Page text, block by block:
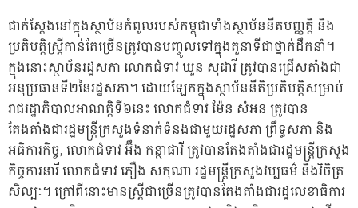
ជាក់ស្តែងនៅក្នុងស្ថាប័នកំពូលរបស់កម្ពុជាទាំងស្ថាប័ននីតបញ្ញត្តិ និង
ប្រតិបត្តិស្ត្រីកាន់តែច្រើនត្រូវបានបញ្ចូលទៅក្នុងតួនាទីជាថ្នាក់ដឹកនាំ។
ក្នុងនោះស្ថាប័នរដ្ឋសភា លោកជំទាវ ឃួន សុដារី ត្រូវបានជ្រើសតាំងជា
អនុប្រធានទី២នៃរដ្ឋសភា។ ដោយឡែកក្នុងស្ថាប័ននីតិប្រតិបត្តិសម្រាប់
រាជរដ្ឋាភិបាលអាណត្តិទី៦នេះ លោកជំទាវ ម៉ែន សំអន ត្រូវបាន
តែងតាំងជារដ្ឋមន្ត្រីក្រសួងទំនាក់ទំនងជាមួយរដ្ឋសភា ព្រឹទ្ធសភា និង
អធិការកិច្ច, លោកជំទាវ អ៊ឹង កន្ថាផាវី ត្រូវបានតែងតាំងជារដ្ឋមន្ត្រីក្រសួង
កិច្ចការនារី លោកជំទាវ ភឿង សកុណា រដ្ឋមន្ត្រីក្រសួងវប្បធម៌ និងវិចិត្រ
សិល្បៈ។ ក្រៅពីនោះមានស្ត្រីជាច្រើនត្រូវបានតែងតាំងជារដ្ឋលេខាធិការ